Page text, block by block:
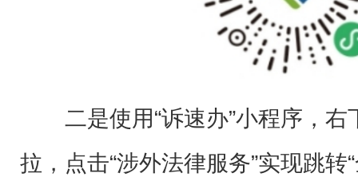
二是使用“诉速办”小程序，右
拉，点击“涉外法律服务”实现跳转